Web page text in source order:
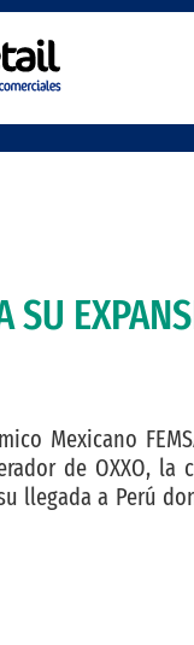
SU
Mexicano
de OXXO,
llegada a Perú